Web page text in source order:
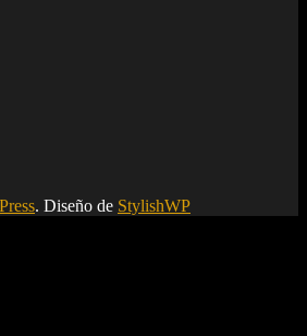
. Diseño de StylishWP